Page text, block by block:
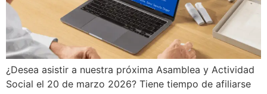
¿Desea asistir a nuestra próxima Asamblea y Actividad
Social el 20 de marzo 2026? Tiene tiempo de afiliarse